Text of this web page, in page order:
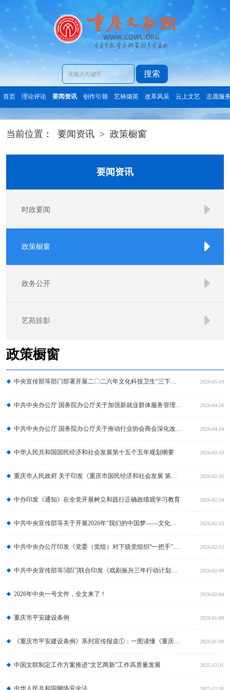
搜索
首页 理论评论 要闻资讯 创作引领 艺林撷英 改革风采 云上文艺 志愿服
当前位置： 要闻资讯 > 政策橱窗
要闻资讯
时政要闻
政策橱窗
政务公开
艺苑掠影
政策橱窗
中央宣传部等部门部署开展二〇二六年文化科技卫生“三下乡”活动 2026-05-19
2026-04-28
2026-04-14
中华人民共和国国民经济和社会发展第十五个五年规划纲要 2026-03-19
重庆市人民政府 关于印发《重庆市国民经济和社会发展 第十五个五年规划纲要》的通知 2026-02-26
中办印发《通知》在全党开展树立和践行正确政绩观学习教育 2026-02-24
中共中央宣传部等关于开展2026年“我们的中国梦——文化进万家”活动的通知 2026-02-13
中共中央办公厅印发《党委（党组）对下级党组织“一把手”开展监督谈话工作办法》 2026-02-13
2026-02-09
2026年中央一号文件，全文来了！ 2026-02-04
重庆市平安建设条例 2026-01-09
《重庆市平安建设条例》系列宣传报道①：一图读懂《重庆市平安建设条例》 2026-01-09
中国文联制定工作方案推进“文艺两新”工作高质量发展 2025-12-31
中华人民共和国网络安全法 2025-12-30